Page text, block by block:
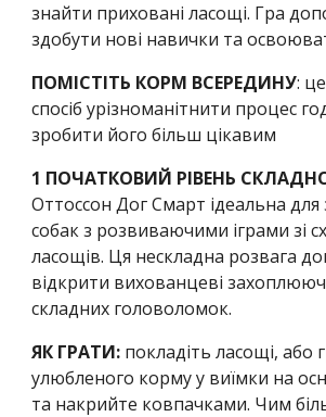
знайти приховані ласощі. Гра
здобути нові навички та
ПОМІСТІТЬ КОРМ ВСЕРЕДИНУ:
спосіб урізноманітнити процес
зробити його більш цікавим
1 ПОЧАТКОВИЙ РІВЕНЬ
Оттоссон Дог Смарт ідеальна
собак з розвиваючими іграми зі
ласощів. Ця нескладна розвага
відкрити вихованцеві
складних головоломок.
ЯК ГРАТИ: покладіть ласощі, або
улюбленого корму у виїмки на
та накрийте ковпачками. Чим